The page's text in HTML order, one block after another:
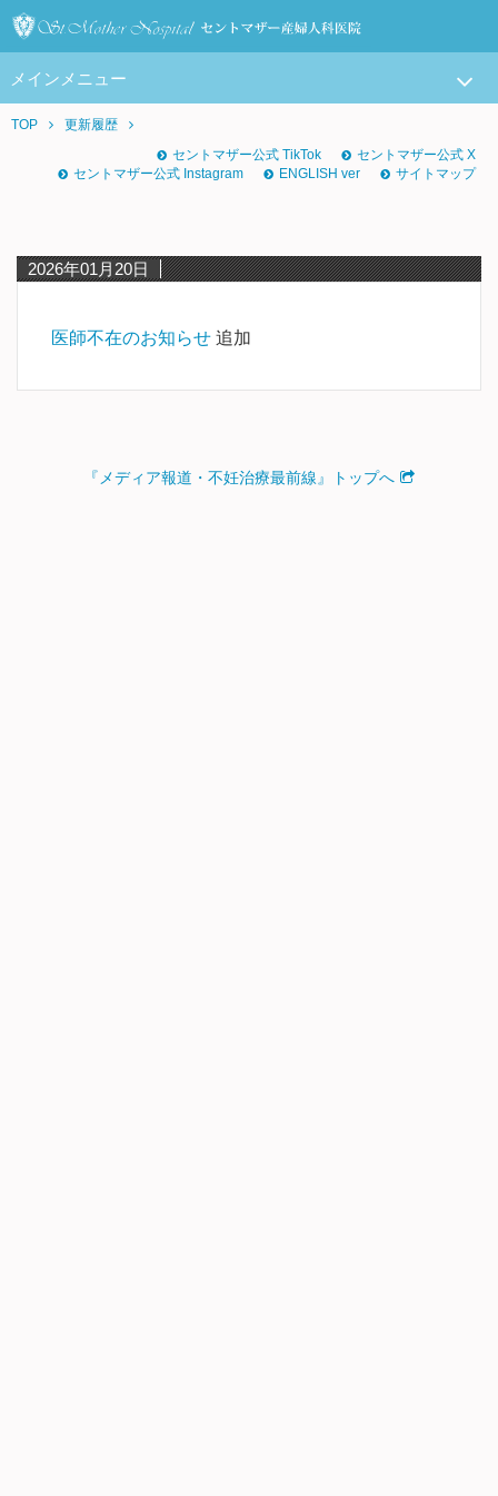
メインメニュー
TOP
更新履歴
セントマザー公式 TikTok
セントマザー公式 X
セントマザー公式 Instagram
ENGLISH ver サイトマップ
2026年01月20日
医師不在のお知らせ 追加
『メディア報道・不妊治療最前線』トップへ